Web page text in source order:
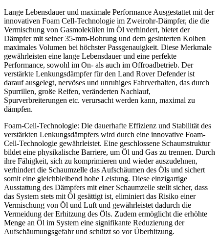
Lange Lebensdauer und maximale Performance Ausgestattet mit der
innovativen Foam Cell-Technologie im Zweirohr-Dämpfer, die die
Vermischung von Gasmolekülen im Öl verhindert, bietet der
Dämpfer mit seiner 35-mm-Bohrung und dem gesinterten Kolben
maximales Volumen bei höchster Passgenauigkeit. Diese Merkmale
gewährleisten eine lange Lebensdauer und eine perfekte
Performance, sowohl im On- als auch im Offroadbetrieb. Der
verstärkte Lenkungsdämpfer für den Land Rover Defender ist
darauf ausgelegt, nervöses und unruhiges Fahrverhalten, das durch
Spurrillen, große Reifen, veränderten Nachlauf,
Spurverbreiterungen etc. verursacht werden kann, maximal zu
dämpfen.
Foam-Cell-Technologie: Die dauerhafte Effizienz und Stabilität des
verstärkten Lenkungsdämpfers wird durch eine innovative Foam-
Cell-Technologie gewährleistet. Eine geschlossene Schaumstruktur
bildet eine physikalische Barriere, um Öl und Gas zu trennen. Durch
ihre Fähigkeit, sich zu komprimieren und wieder auszudehnen,
verhindert die Schaumzelle das Aufschäumen des Öls und sichert
somit eine gleichbleibend hohe Leistung. Diese einzigartige
Ausstattung des Dämpfers mit einer Schaumzelle stellt sicher, dass
das System stets mit Öl gesättigt ist, eliminiert das Risiko einer
Vermischung von Öl und Luft und gewährleistet dadurch die
Vermeidung der Erhitzung des Öls. Zudem ermöglicht die erhöhte
Menge an Öl im System eine signifikante Reduzierung der
Aufschäumungsgefahr und schützt so vor Überhitzung.